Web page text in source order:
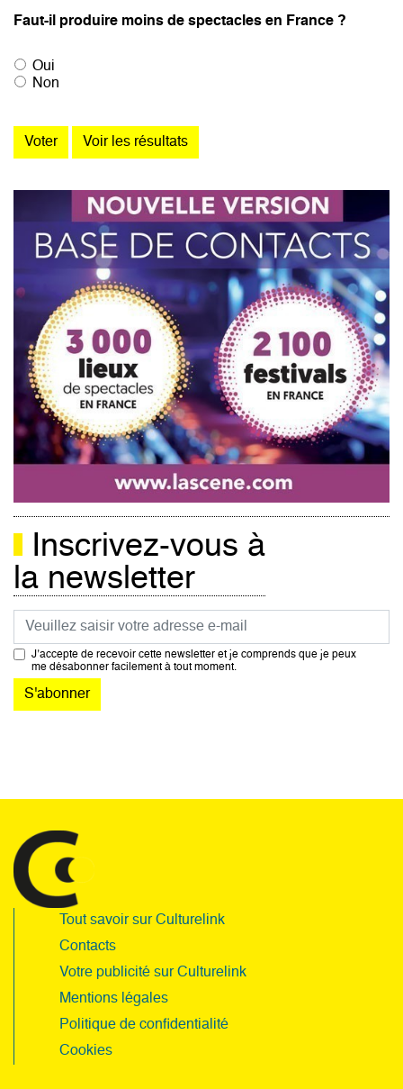
Faut-il produire moins de spectacles en France ?
Oui
Non
Inscrivez-vous à
la newsletter
Courriel
J’accepte de recevoir cette newsletter et je comprends que je peux
me désabonner facilement à tout moment.
Tout savoir sur Culturelink
Contacts
Votre publicité sur Culturelink
Mentions légales
Politique de confidentialité
Cookies